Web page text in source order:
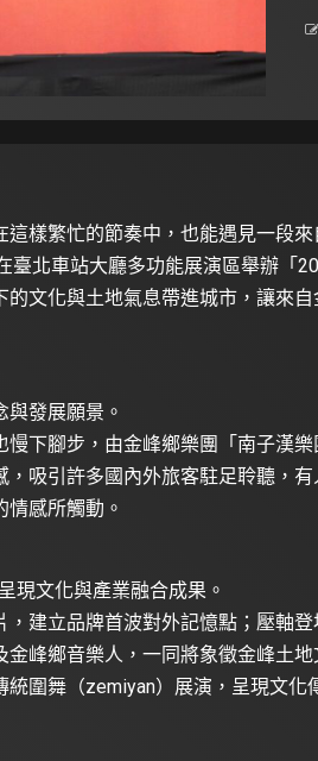
樣繁忙的節奏中，也能遇見一段
臺北車站大廳多功能展演區舉辦「
文化與土地氣息帶進城市，讓來
發展願景。
下腳步，由金峰鄉樂團「南子漢
吸引許多國內外旅客駐足聆聽，
感所觸動。
現文化與產業融合成果。
建立品牌首波對外記憶點；壓軸
峰鄉音樂人，一同將象徵金峰土
圍舞（zemiyan）展演，呈現文化